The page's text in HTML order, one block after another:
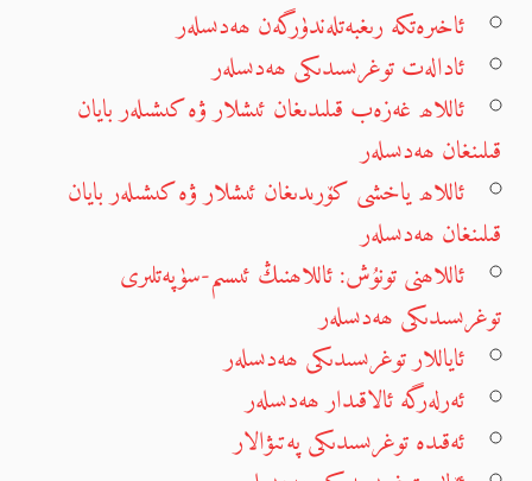
ئاخىرەتكە رىغبەتلەندۈرگەن ھەدىسلەر
ئادالەت توغرىسىدىكى ھەدىسلەر
ئاللاھ غەزەب قىلىدىغان ئىشلار ۋە كىشىلەر بايان
قىلىنغان ھەدىسلەر
ئاللاھ ياخشى كۆرىدىغان ئىشلار ۋە كىشىلەر بايان
قىلىنغان ھەدىسلەر
ئاللاھنى تونۇش: ئاللاھنىڭ ئىسىم-سۈپەتلىرى
توغرىسىدىكى ھەدىسلەر
ئاياللار توغرىسىدىكى ھەدىسلەر
ئەرلەرگە ئالاقىدار ھەدىسلەر
ئەقىدە توغرىسىدىكى پەتىۋالار